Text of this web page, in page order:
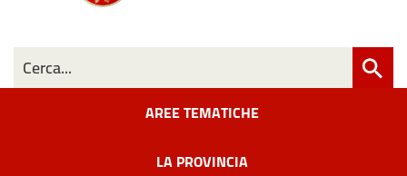
AREE TEMATICHE
LA PROVINCIA